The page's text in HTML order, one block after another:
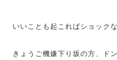
いいことも起こればショック
きょうご機嫌下り坂の方、ド